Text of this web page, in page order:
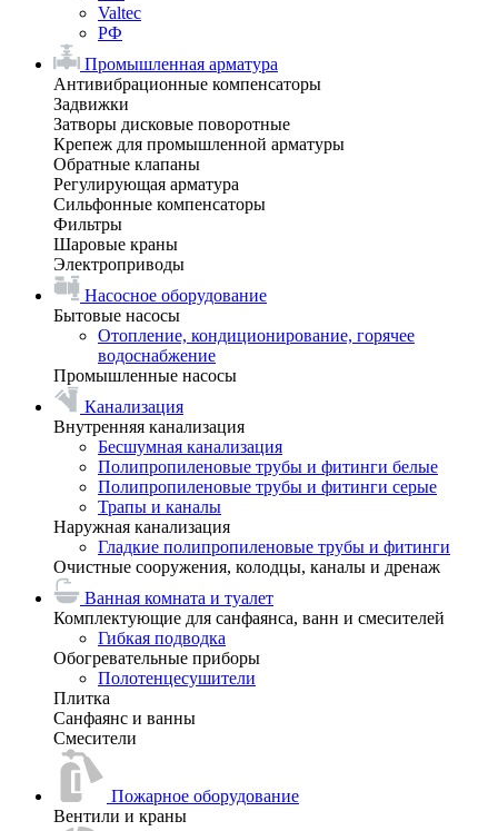
Valtec
РФ
Промышленная арматура
Антивибрационные компенсаторы
Задвижки
Затворы дисковые поворотные
Крепеж для промышленной арматуры
Обратные клапаны
Регулирующая арматура
Сильфонные компенсаторы
Фильтры
Шаровые краны
Электроприводы
Насосное оборудование
Бытовые насосы
Отопление, кондиционирование, горячее
водоснабжение
Промышленные насосы
Канализация
Внутренняя канализация
Бесшумная канализация
Полипропиленовые трубы и фитинги белые
Полипропиленовые трубы и фитинги серые
Трапы и каналы
Наружная канализация
Гладкие полипропиленовые трубы и фитинги
Очистные сооружения, колодцы, каналы и дренаж
Ванная комната и туалет
Комплектующие для санфаянса, ванн и смесителей
Гибкая подводка
Обогревательные приборы
Полотенцесушители
Плитка
Санфаянс и ванны
Смесители
Пожарное оборудование
Вентили и краны